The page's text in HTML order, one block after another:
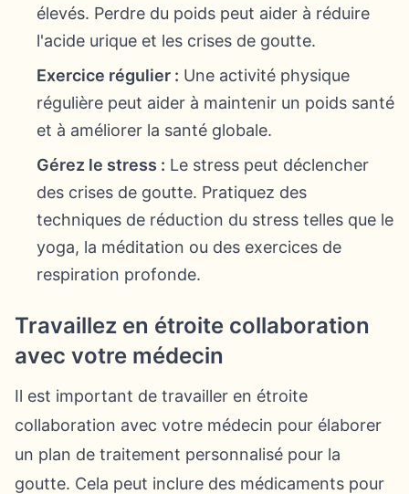
élevés. Perdre du poids peut aider à réduire
l'acide urique et les crises de goutte.
Exercice régulier : Une activité physique
régulière peut aider à maintenir un poids santé
et à améliorer la santé globale.
Gérez le stress : Le stress peut déclencher
des crises de goutte. Pratiquez des
techniques de réduction du stress telles que le
yoga, la méditation ou des exercices de
respiration profonde.
Travaillez en étroite collaboration
avec votre médecin
Il est important de travailler en étroite
collaboration avec votre médecin pour élaborer
un plan de traitement personnalisé pour la
goutte. Cela peut inclure des médicaments pour